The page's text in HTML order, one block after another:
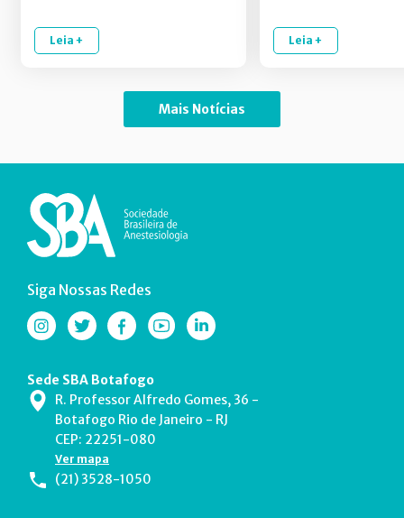
Leia + Leia +
Mais Notícias
Siga Nossas Redes
Sede SBA Botafogo
R. Professor Alfredo Gomes, 36 -
Botafogo Rio de Janeiro - RJ
CEP: 22251-080
Ver mapa
(21) 3528-1050